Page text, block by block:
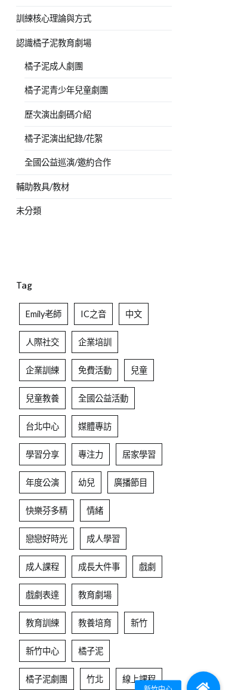
訓練核心理論與方式
認識橘子泥教育劇場
橘子泥成人劇團
橘子泥青少年兒童劇團
歷次演出劇碼介紹
橘子泥演出紀錄/花絮
全國公益巡演/邀約合作
輔助教具/教材
未分類
Tag
Emily老師 IC之音 中文
人際社交 企業培訓
企業訓練 免費活動 兒童
兒童教養 全國公益活動
台北中心 媒體專訪
學習分享 專注力 居家學習
年度公演 幼兒 廣播節目
快樂芬多精 情緒
戀戀好時光 成人學習
成人課程 成長大件事 戲劇
戲劇表達 教育劇場
教育訓練 教養培育 新竹
新竹中心 橘子泥
橘子泥劇團 竹北 線上課程